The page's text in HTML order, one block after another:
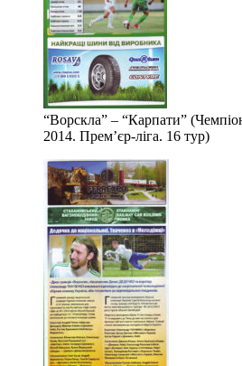
“Ворскла” – “Карпати”
2014. Прем’єр-ліга. 16 тур)